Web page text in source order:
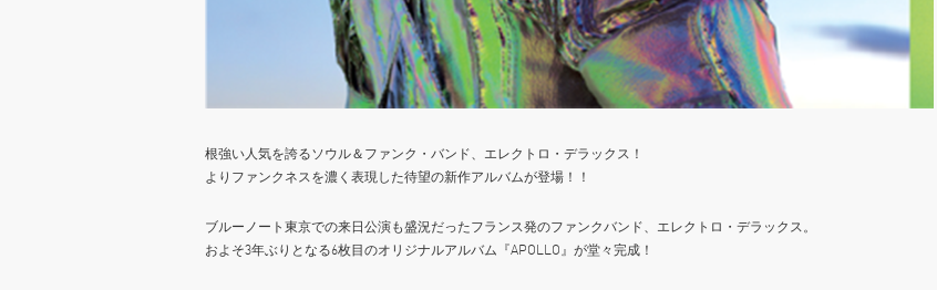
根強い人気を誇るソウル＆ファンク・バンド、エレクトロ・デラックス！
よりファンクネスを濃く表現した待望の新作アルバムが登場！！
ブルーノート東京での来日公演も盛況だったフランス発のファンクバンド、エレクトロ・デラックス。
およそ3年ぶりとなる6枚目のオリジナルアルバム『APOLLO』が堂々完成！